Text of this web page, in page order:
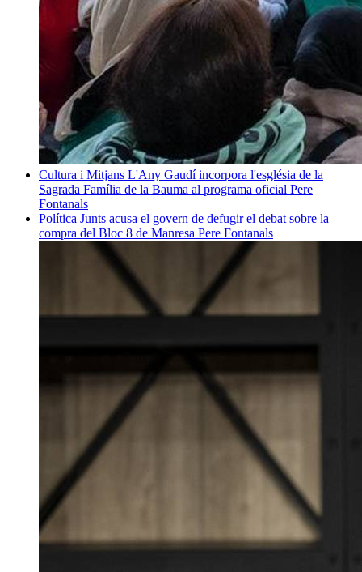
Cultura i Mitjans L'Any Gaudí incorpora l'església de la
Sagrada Família de la Bauma al programa oficial Pere
Fontanals
Política Junts acusa el govern de defugir el debat sobre la
compra del Bloc 8 de Manresa Pere Fontanals